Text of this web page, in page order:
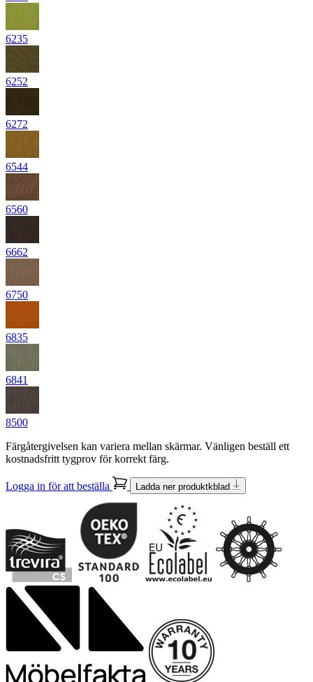
6235
6252
6272
6544
6560
6662
6750
6835
6841
8500
Färgåtergivelsen kan variera mellan skärmar. Vänligen beställ ett
kostnadsfritt tygprov för korrekt färg.
Logga in för att beställa Ladda ner produktkblad